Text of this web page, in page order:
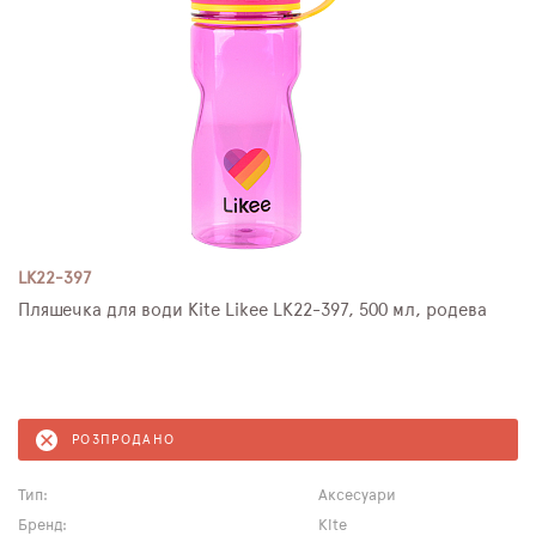
LK22-397
Пляшечка для води Kite Likee LK22-397, 500 мл, родева
РОЗПРОДАНО
Тип:
Аксесуари
Бренд:
Kite